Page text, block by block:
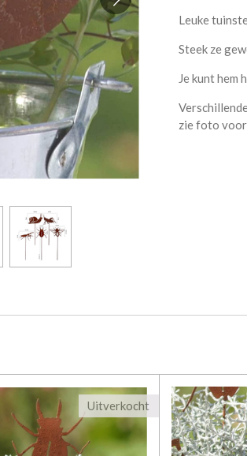
Leuke
Steek ze
Je kunt hem
zie foto
Uitverkocht